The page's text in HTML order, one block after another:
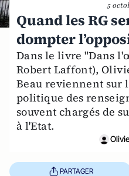
5
Quand les RG
dompter
Dans le livre "Dans
Robert Laffont),
Beau reviennent sur
politique des
souvent chargés de
à l'Etat.
PARTAGER